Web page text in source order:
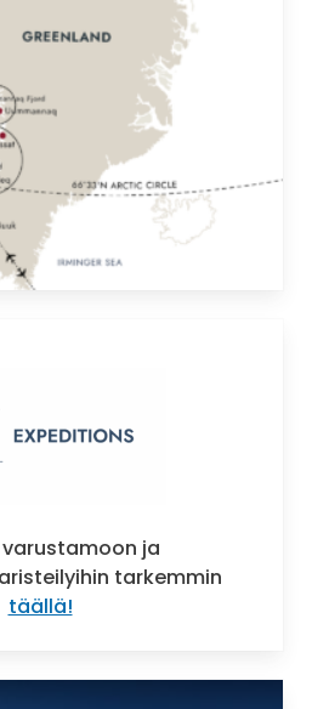
ja
tarkemmin
täällä!